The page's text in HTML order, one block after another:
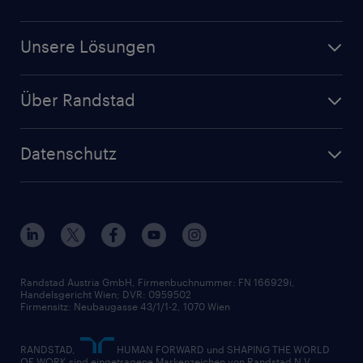
Unsere Lösungen
Über Randstad
Datenschutz
Randstad Austria GmbH, Firmenbuchnummer: FN 166929i,
Handelsgericht Wien; DVR: 0959502
Firmensitz: Neubaugasse 43/1/1-2, 1070 Wien
RANDSTAD,
HUMAN FORWARD und SHAPING THE WORLD